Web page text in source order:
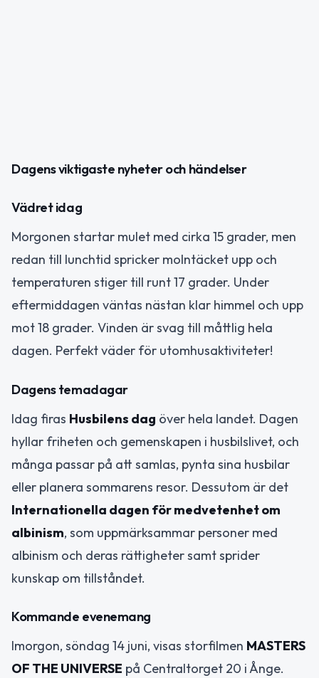
Dagens viktigaste nyheter och händelser
Vädret idag
Morgonen startar mulet med cirka 15 grader, men
redan till lunchtid spricker molntäcket upp och
temperaturen stiger till runt 17 grader. Under
eftermiddagen väntas nästan klar himmel och upp
mot 18 grader. Vinden är svag till måttlig hela
dagen. Perfekt väder för utomhusaktiviteter!
Dagens temadagar
Idag firas Husbilens dag över hela landet. Dagen
hyllar friheten och gemenskapen i husbilslivet, och
många passar på att samlas, pynta sina husbilar
eller planera sommarens resor. Dessutom är det
Internationella dagen för medvetenhet om
albinism, som uppmärksammar personer med
albinism och deras rättigheter samt sprider
kunskap om tillståndet.
Kommande evenemang
Imorgon, söndag 14 juni, visas storfilmen MASTERS
OF THE UNIVERSE på Centraltorget 20 i Ånge.